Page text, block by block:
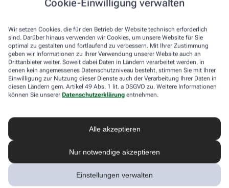
Cookie-Einwilligung verwalten
Wir setzen Cookies, die für den Betrieb der Website technisch erforderlich
sind. Darüber hinaus verwenden wir Cookies, um unsere Website für Sie
optimal zu gestalten und fortlaufend zu verbessern. Mit Ihrer Zustimmung
geben wir Informationen zu Ihrer Verwendung unserer Website auch an
Drittanbieter weiter. Soweit dabei Daten in Ländern verarbeitet werden, in
denen kein angemessenes Datenschutzniveau besteht, stimmen Sie mit Ihrer
Einwilligung zur Nutzung dieser Dienste auch der Verarbeitung Ihrer Daten in
diesen Ländern gem. Artikel 49 Abs. 1 lit. a DSGVO zu. Weitere Informationen
können Sie unserer Datenschutzerklärung entnehmen.
Alle akzeptieren
Nur notwendige akzeptieren
Einstellungen verwalten